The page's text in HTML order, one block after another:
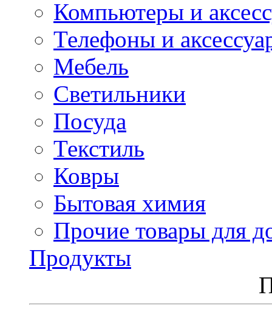
Компьютеры и
Телефоны и
Мебель
Светильники
Посуда
Текстиль
Ковры
Бытовая химия
Прочие товары для
Продукты